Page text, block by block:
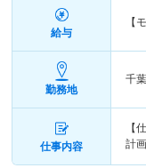
給与
【
勤務地
千
仕事内容
【
計